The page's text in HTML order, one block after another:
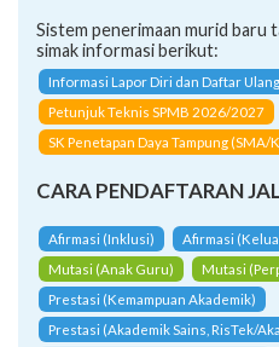
Sistem penerimaan murid baru
simak informasi berikut:
Informasi Lapor Diri dan Daftar Ulang
Petunjuk Teknis SPMB 2026/2027
SK Penetapan Daya Tampung (SMA/
CARA PENDAFTARAN
Afirmasi (Inklusi)
Afirmasi
Mutasi (Anak Guru)
Mutasi
Prestasi (Kemampuan Akademik)
Prestasi (Akademik Sains, RisTek/